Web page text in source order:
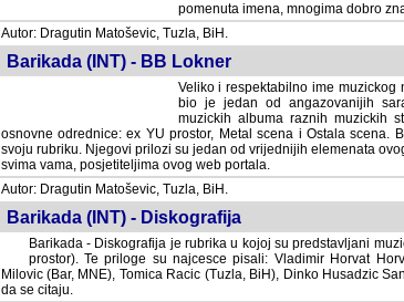
pomenuta imena, mnogima dobro
Autor: Dragutin Matoševic, Tuzla, BiH.
Barikada (INT) - BB Lokner
Veliko i respektabilno ime
bio je jedan od angazovanijih
albuma raznih muzickih stilova.
odrednice: ex YU prostor, Metal scena i Ostala scena. Bane je
Njegovi prilozi su jedan od vrijednijih elemenata ovog web
posjetiteljima ovog web portala.
Autor: Dragutin Matoševic, Tuzla, BiH.
Barikada (INT) - Diskografija
Barikada - Diskografija je rubrika u kojoj su predstavljani
prostor). Te priloge su najcesce pisali: Vladimir Horvat Horvi
(Bar, MNE), Tomica Racic (Tuzla, BiH), Dinko Husadzic Sansky
citaju.